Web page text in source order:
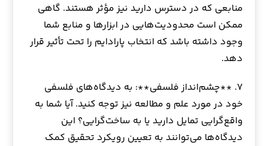
منابعی که در دسترس دارید نیز مؤثر هستند. گاهی
ممکن است محدودیت‌هایی در ابزارها و منابع شما
وجود داشته باشد که انتخاب پارادایم را تحت تأثیر قرار
دهد.
۷. **چشم‌انداز فلسفی**: به دیدگاه‌های فلسفی
خود در مورد علم و مطالعه نیز توجه کنید. آیا شما به
واقع‌گرایی تمایل دارید یا به ساخت‌گرایی؟ این
دیدگاه‌ها می‌توانند به تعیین رویکرد تحقیق کمک